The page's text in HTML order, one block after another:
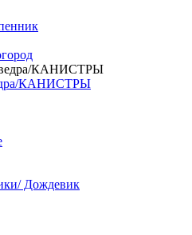
КАНИСТРЫ
Дождевик